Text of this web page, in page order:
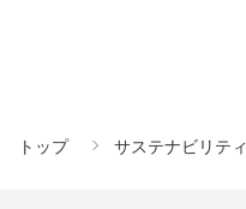
トップ サステナビリティ